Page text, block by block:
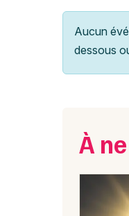
Aucun
dessous
À